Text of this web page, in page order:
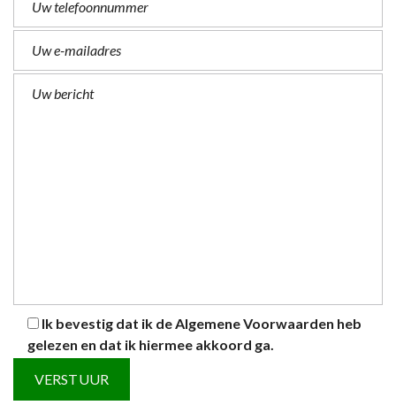
Ik bevestig dat ik deAlgemene Voorwaarden heb
gelezen en dat ik hiermee akkoord ga.